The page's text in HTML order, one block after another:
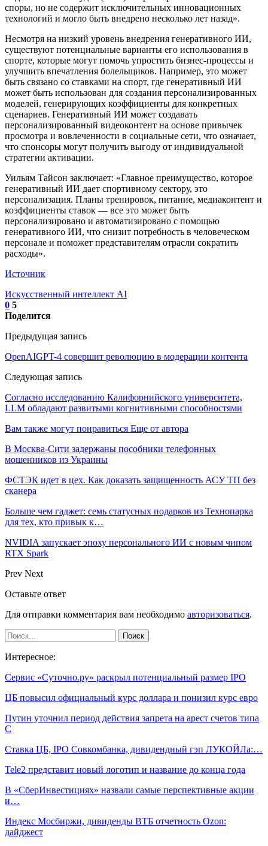
споры, но не содержит исключительных инновационных
технологий и могло быть внедрено несколько лет назад».
Несмотря на низкий уровень внедрения генеративного ИИ,
существуют потенциальные варианты его использования в
спорте, которые могут помочь упростить бизнес-процессы и
улучшить впечатления болельщиков. Например, это может
быть связано со ставками на спорт, где генеративный ИИ
может быть использован для создания персонализированных
моделей, генерирующих коэффициенты для конкретных
сценариев. Генеративный ИИ может создавать
персонализированный видеоконтент на основе привычек
просмотра и вовлеченности в социальные сети, что означает,
что спонсоры могут получить выгоду от индивидуальной
стратегии активации.
Уильям Тайсон заключает: «Главное преимущество, которое
генеративный ИИ дает спортивному сектору, это
персонализация. Планы тренировок, питание, медиаконтент и
коэффициенты ставок — все это может быть
персонализировано и автоматизировано с помощью
генеративного ИИ, что снизит потребность в человеческом
персонале и поможет представителям отрасли сократить
расходы».
Источник
Искусственный интеллект AI
0 5
Поделится
Предыдущая запись
OpenAIGPT-4 совершит революцию в модерации контента
Следующая запись
Согласно исследованию Калифорнийского университета,
LLM обладают развитыми когнитивными способностями
Вам также могут понравиться Еще от автора
В Москва-Сити задержаны пособники телефонных
мошенников из Украины
ФСТЭК идет в цех. Как доказать защищенность АСУ ТП без
сканера
Больше чем гаджет: семь статусных подарков из Технопарка
для тех, кто привык к…
NVIDIA запускает эпоху персонального ИИ с новым чипом
RTX Spark
Prev Next
Оставьте ответ
Для отправки комментария вам необходимо авторизоваться.
Интересное:
Сервис «Суточно.ру» раскрыл потенциальный размер IPO
ЦБ повысил официальный курс доллара и понизил курс евро
Путин уточнил период действия запрета на арест счетов типа
С
Ставка ЦБ, IPO Совкомбанка, дивидендный гэп ЛУКОЙЛа:…
Tele2 представит новый логотип и название до конца года
В «СберИнвестициях» назвали самые перспективные акции
и…
Индекс Мосбиржи, дивиденды ВТБ отчетность Ozon:
дайджест